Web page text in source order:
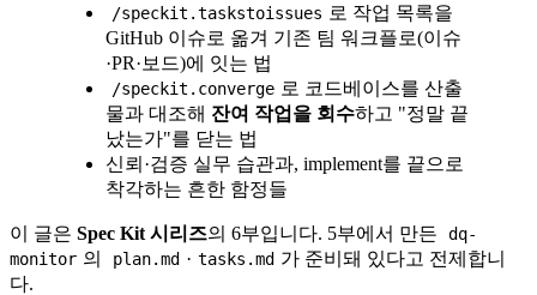
/speckit.taskstoissues 로 작업 목록을
GitHub 이슈로 옮겨 기존 팀 워크플로(이슈
·PR·보드)에 잇는 법
/speckit.converge 로 코드베이스를 산출
물과 대조해 잔여 작업을 회수하고 "정말 끝
났는가"를 닫는 법
신뢰·검증 실무 습관과, implement를 끝으로
착각하는 흔한 함정들
이 글은 Spec Kit 시리즈의 6부입니다. 5부에서 만든
dq-
monitor 의 plan.md · tasks.md 가 준비돼 있다고 전제합니
다.